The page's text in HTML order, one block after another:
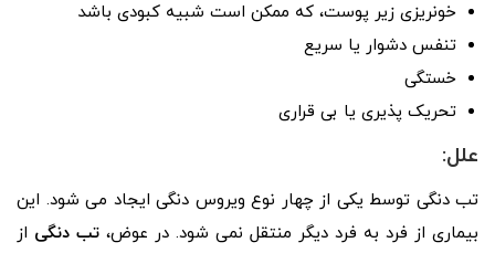
خونریزی زیر پوست، که ممکن است شبیه کبودی باشد
تنفس دشوار یا سریع
خستگی
تحریک پذیری یا بی قراری
علل:
تب دنگی توسط یکی از چهار نوع ویروس دنگی ایجاد می شود. این
بیماری از فرد به فرد دیگر منتقل نمی شود. در عوض، تب دنگی از